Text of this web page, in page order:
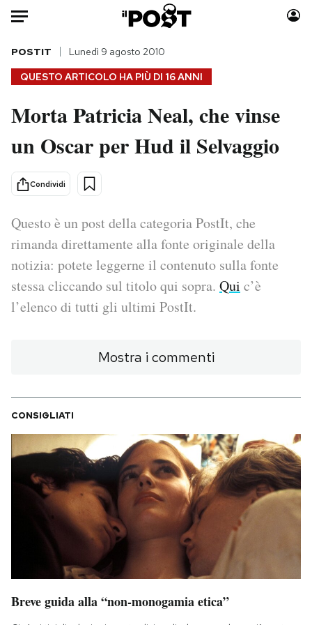
Auto
HOME
Italia
Politica
Tecnologia
Internet
Scienza
Cultura
Moda
Consumismi
Media
Europa
I MIEI PREFERITI
SHOP
CALENDARIO
AREA PERSONALE
Area Personale
QUESTO ARTICOLO HA PIÙ DI 16 ANNI
POSTIT Lunedì 9 agosto 2010
Morta Patricia Neal, che vinse
un Oscar per Hud il Selvaggio
Condividi
Questo è un post della categoria PostIt, che
rimanda direttamente alla fonte originale della
notizia: potete leggerne il contenuto sulla fonte
stessa cliccando sul titolo qui sopra. Qui c’è
l’elenco di tutti gli ultimi PostIt.
Mostra i commenti
CONSIGLIATI
Breve guida alla “non-monogamia etica”